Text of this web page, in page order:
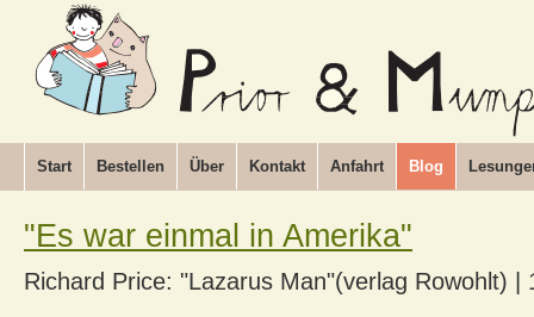
Start Bestellen Über Kontakt Anfahrt Blog
"Es war einmal in Amerika"
Richard Price: "Lazarus Man"(verlag Rowohlt)